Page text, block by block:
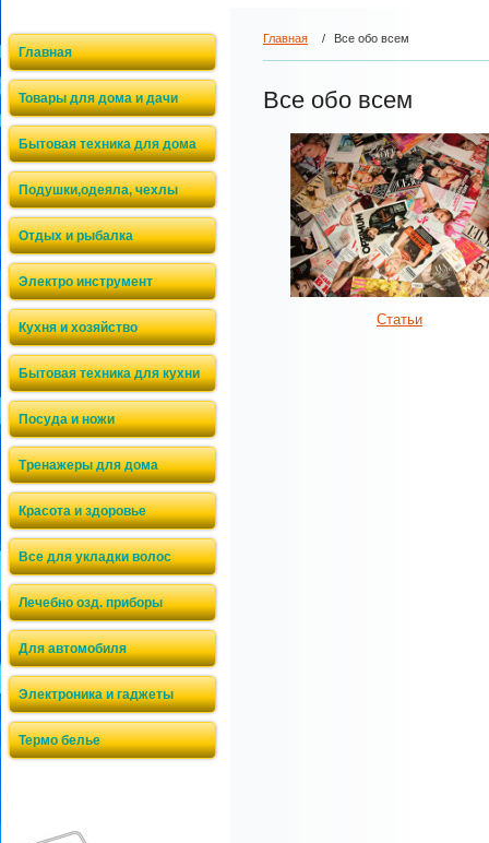
Главная
Товары для дома и дачи
Бытовая техника для дома
Подушки,одеяла, чехлы
Отдых и рыбалка
Электро инструмент
Кухня и хозяйство
Бытовая техника для кухни
Посуда и ножи
Тренажеры для дома
Красота и здоровье
Все для укладки волос
Лечебно озд. приборы
Для автомобиля
Электроника и гаджеты
Термо белье
Главная / Все обо всем
Все обо всем
Статьи